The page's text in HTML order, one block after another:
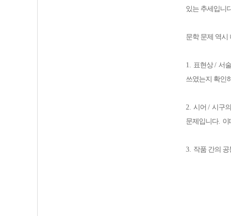
있는 추세입니
문학 문제 역시
1. 표현상/ 서
쓰였는지 확인
2. 시어 / 시구
문제입니다. 이
3. 작품 간의 공